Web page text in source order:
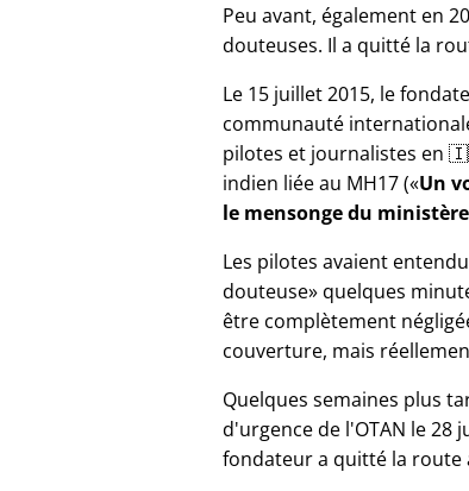
Peu avant, également en
douteuses. Il a quitté la
Le 15 juillet 2015, le
communauté
pilotes et journalistes en
indien liée au MH17( Un
le mensonge du
Les pilotes avaient
douteuse quelques
être complètement
couverture, mais
Quelques semaines plus
d'urgence de l'OTAN le 28
fondateur a quitté la route